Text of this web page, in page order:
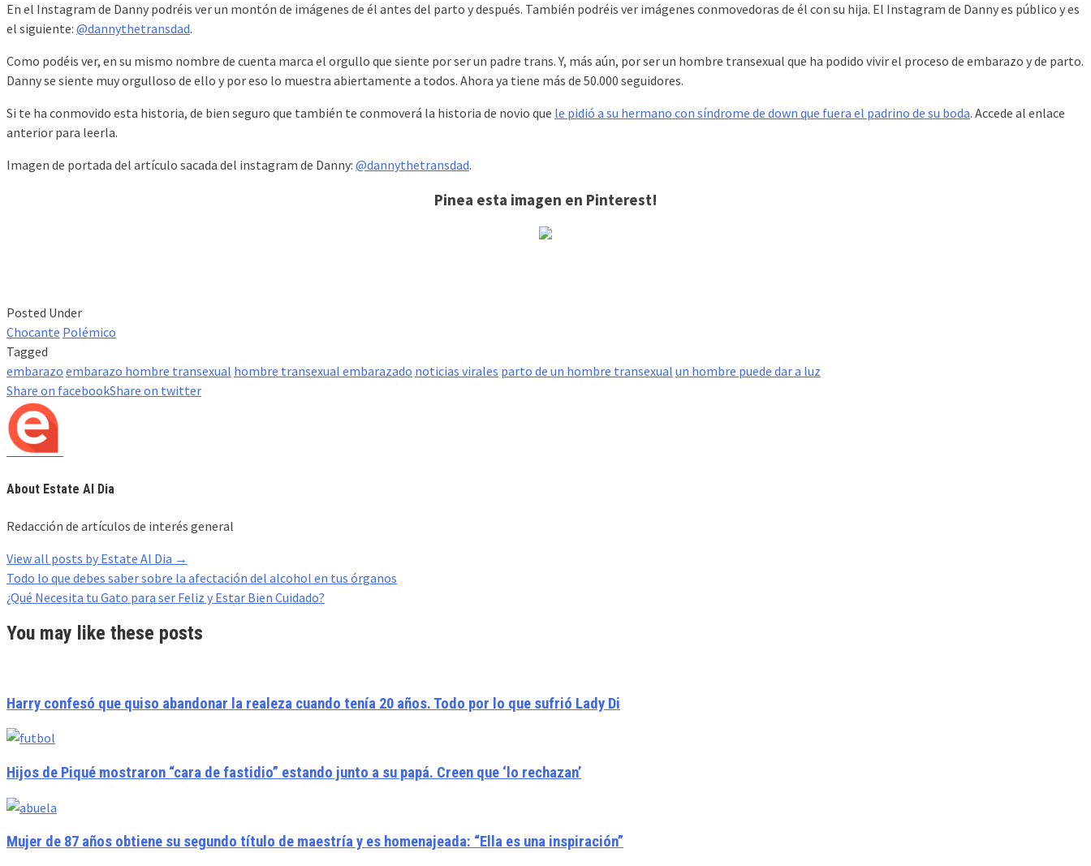
En el Instagram de Danny podréis ver un montón de imágenes de él antes del parto y después. También podréis ver imágenes conmovedoras de él con su hija. El Instagram de Danny es público y es
el siguiente: @dannythetransdad.
Como podéis ver, en su mismo nombre de cuenta marca el orgullo que siente por ser un padre trans. Y, más aún, por ser un hombre transexual que ha podido vivir el proceso de embarazo y de parto.
Danny se siente muy orgulloso de ello y por eso lo muestra abiertamente a todos. Ahora ya tiene más de 50.000 seguidores.
Si te ha conmovido esta historia, de bien seguro que también te conmoverá la historia de novio que le pidió a su hermano con síndrome de down que fuera el padrino de su boda. Accede al enlace
anterior para leerla.
Imagen de portada del artículo sacada del instagram de Danny: @dannythetransdad.
Pinea esta imagen en Pinterest!
Posted Under
Chocante Polémico
Tagged
embarazo embarazo hombre transexual hombre transexual embarazado noticias virales parto de un hombre transexual un hombre puede dar a luz
Share on facebookShare on twitter
About Estate Al Dia
Redacción de artículos de interés general
View all posts by Estate Al Dia →
Post
navigation
Todo lo que debes saber sobre la afectación del alcohol en tus órganos
¿Qué Necesita tu Gato para ser Feliz y Estar Bien Cuidado?
You may like these posts
Harry confesó que quiso abandonar la realeza cuando tenía 20 años. Todo por lo que sufrió Lady Di
Hijos de Piqué mostraron “cara de fastidio” estando junto a su papá. Creen que ‘lo rechazan’
Mujer de 87 años obtiene su segundo título de maestría y es homenajeada: “Ella es una inspiración”